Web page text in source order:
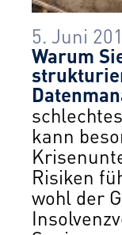
5. Juni
Warum
kann
Risiken
wohl der